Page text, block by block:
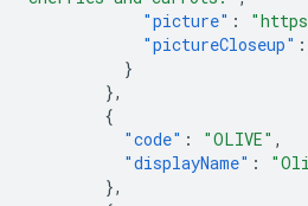
"picture" :
"pictureCloseup" :
}
},
{
"code" : "OLIVE" ,
"displayName" :
},